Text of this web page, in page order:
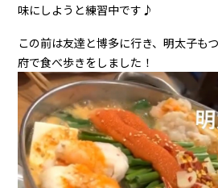
味にしようと練習中です♪
この前は友達と博多に行き、明太子も
府で食べ歩きをしました！